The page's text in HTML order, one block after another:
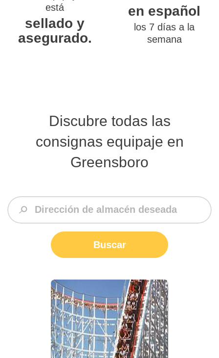
está
sellado y
asegurado.
en español
los 7 días a la
semana
Discubre todas las
consignas equipaje en
Greensboro
Buscar